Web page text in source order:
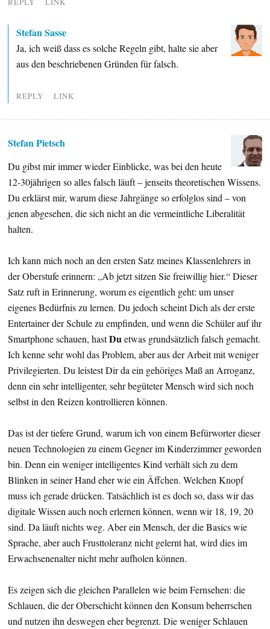
Stefan Sasse
Ja, ich weiß dass es solche Regeln gibt, halte sie aber
aus den beschriebenen Gründen für falsch.
REPLY LINK
Stefan Pietsch
Du gibst mir immer wieder Einblicke, was bei den heute
12-30jährigen so alles falsch läuft – jenseits theoretischen Wissens.
Du erklärst mir, warum diese Jahrgänge so erfolglos sind – von
jenen abgesehen, die sich nicht an die vermeintliche Liberalität
halten.
Ich kann mich noch an den ersten Satz meines Klassenlehrers in
der Oberstufe erinnern: „Ab jetzt sitzen Sie freiwillig hier.“ Dieser
Satz ruft in Erinnerung, worum es eigentlich geht: um unser
eigenes Bedürfnis zu lernen. Du jedoch scheint Dich als der erste
Entertainer der Schule zu empfinden, und wenn die Schüler auf ihr
Smartphone schauen, hastDuetwas grundsätzlich falsch gemacht.
Ich kenne sehr wohl das Problem, aber aus der Arbeit mit weniger
Privilegierten. Du leistest Dir da ein gehöriges Maß an Arroganz,
denn ein sehr intelligenter, sehr begüteter Mensch wird sich noch
selbst in den Reizen kontrollieren können.
Das ist der tiefere Grund, warum ich von einem Befürworter dieser
neuen Technologien zu einem Gegner im Kinderzimmer geworden
bin. Denn ein weniger intelligentes Kind verhält sich zu dem
Blinken in seiner Hand eher wie ein Äffchen. Welchen Knopf
muss ich gerade drücken. Tatsächlich ist es doch so, dass wir das
digitale Wissen auch noch erlernen können, wenn wir 18, 19, 20
sind. Da läuft nichts weg. Aber ein Mensch, der die Basics wie
Sprache, aber auch Frusttoleranz nicht gelernt hat, wird dies im
Erwachsenenalter nicht mehr aufholen können.
Es zeigen sich die gleichen Parallelen wie beim Fernsehen: die
Schlauen, die der Oberschicht können den Konsum beherrschen
und nutzen ihn deswegen eher begrenzt. Die weniger Schlauen